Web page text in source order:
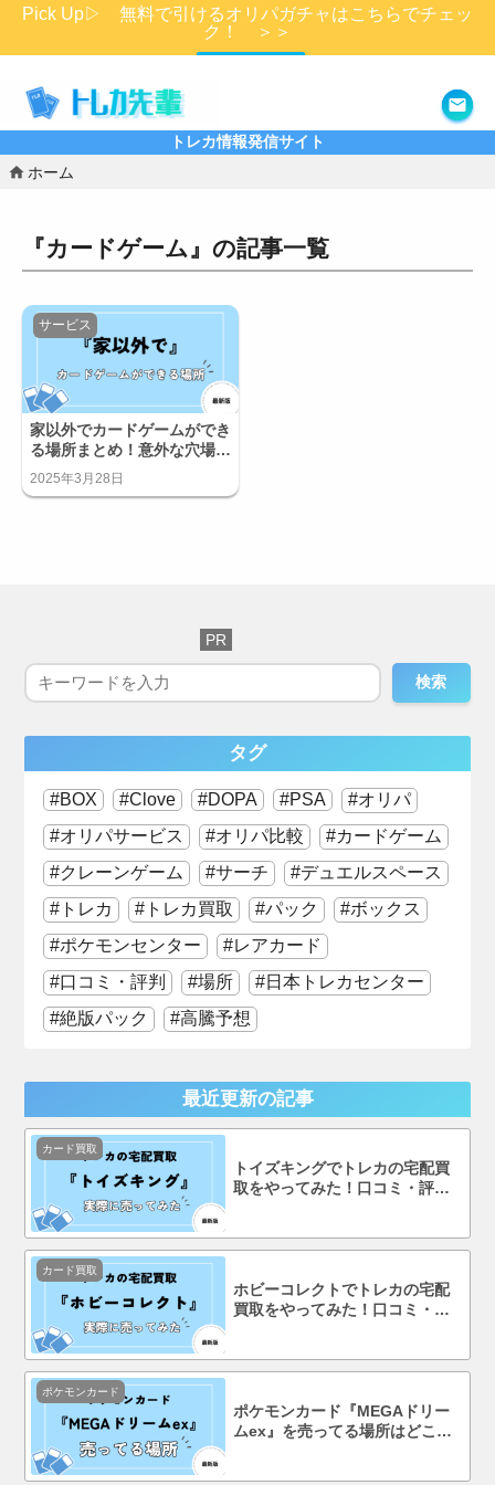
Pick Up▷ 無料で引けるオリパガチャはこちらでチェッ
ク！ ＞＞
トレカ情報発信サイト
ホーム
『カードゲーム』の記事一覧
家以外でカードゲームができ
る場所まとめ！意外な穴場ま
で徹底紹介！
2025年3月28日
サービス
検索
タグ
BOX Clove DOPA PSA
オリパ
オリパサービス
オリパ比較
カードゲーム
クレーンゲーム
サーチ
デュエルスペース
トレカ
トレカ買取 パック
ボックス
ポケモンセンター
レアカード
口コミ・評判
場所
日本トレカセンター
絶版パック
高騰予想
最近更新の記事
トイズキングでトレカの宅配買
取をやってみた！口コミ・評判
カード買取
ホビーコレクトでトレカの宅配
買取をやってみた！口コミ・評
カード買取
ポケモンカード『MEGAドリー
ムex』を売ってる場所はどこ？
ポケモンカード